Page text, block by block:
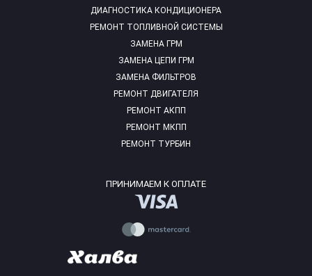
ДИАГНОСТИКА КОНДИЦИОНЕРА
РЕМОНТ ТОПЛИВНОЙ СИСТЕМЫ
ЗАМЕНА ГРМ
ЗАМЕНА ЦЕПИ ГРМ
ЗАМЕНА ФИЛЬТРОВ
РЕМОНТ ДВИГАТЕЛЯ
РЕМОНТ АКПП
РЕМОНТ МКПП
РЕМОНТ ТУРБИН
ПРИНИМАЕМ К ОПЛАТЕ